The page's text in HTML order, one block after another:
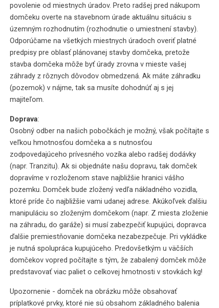
povolenie od miestnych úradov. Preto radšej pred nákupom
domčeku overte na stavebnom úrade aktuálnu situáciu s
územným rozhodnutím (rozhodnutie o umiestnení stavby).
Odporúčame na všetkých miestnych úradoch overiť platné
predpisy pre oblasť plánovanej stavby domčeka, pretože
stavba domčeka môže byť úrady zrovna v mieste vašej
záhrady z rôznych dôvodov obmedzená. Ak máte záhradku
(pozemok) v nájme, tak sa musíte dohodnúť aj s jej
majiteľom.
Doprava:
Osobný odber na našich pobočkách je možný, však počítajte s
veľkou hmotnosťou domčeka a s nutnosťou
zodpovedajúceho prívesného vozíka alebo radšej dodávky
(napr. Tranzitu). Ak si objednáte našu dopravu, tak domček
dopravíme v rozloženom stave najbližšie hranici vášho
pozemku. Domček bude zložený vedľa nákladného vozidla,
ktoré príde čo najbližšie vami udanej adrese. Akúkoľvek ďalšiu
manipuláciu so zloženým domčekom (napr. Z miesta zloženie
na záhradu, do garáže) si musí zabezpečiť kupujúci, dopravca
ďalšie premiestňovanie domčeka nezabezpečuje. Pri vykládke
je nutná spolupráca kupujúceho. Predovšetkým u väčších
domčekov vopred počítajte s tým, že zabalený domček môže
predstavovať viac paliet o celkovej hmotnosti v stovkách kg!
Upozornenie - domček na obrázku môže obsahovať
príplatkové prvky, ktoré nie sú obsahom základného balenia